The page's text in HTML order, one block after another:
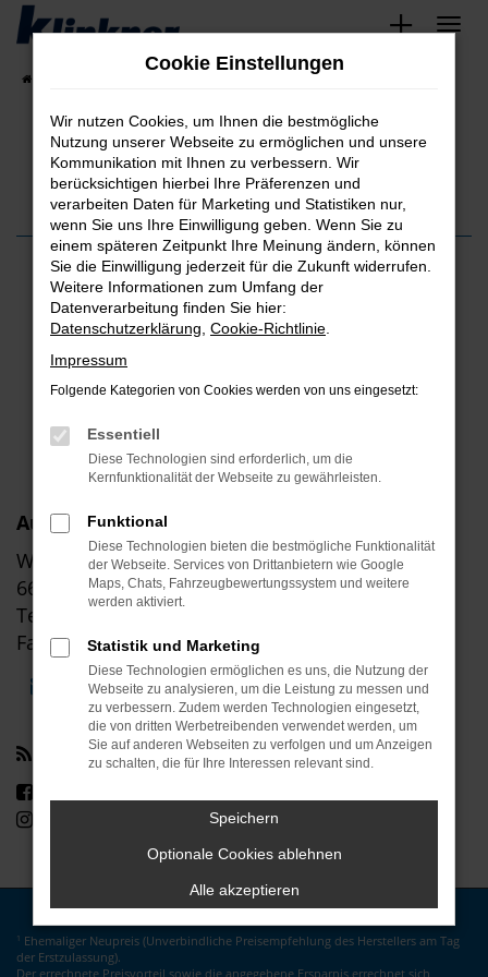
Zum
springen
Einen angenehmeren Autokauf hatte ich bisher noch nicht in
meinem Leben. Alle Beteiligten waren sehr freundlich und
wussten auch sehr gut über das gekaufte Auto bescheid. Das
Autohaus war leider ein gutes Stück von mir entfernt, aber es hat
sich am ende definitiv gelohnt und ich würde hier jederzeit
wieder ein Auto bei Herrn Küpper kaufen!
WEITERE KUNDENSTIMMEN LESEN
Autohaus Klinkner GmbH
Wolfsborn 50-56
66679 Losheim am See
Tel: +49 6872 91400
Fax: +49 6872 91486
E-Mail schreiben Unsere Öffnungszeiten
Social Media
Besuchen Sie uns auf Instagram
1 Ehemaliger Neupreis (Unverbindliche Preisempfehlung des Herstellers am Tag
der Erstzulassung).
Der errechnete Preisvorteil sowie die angegebene Ersparnis errechnet sich
Cookie Einstellungen
Wir nutzen Cookies, um Ihnen die bestmögliche
Nutzung unserer Webseite zu ermöglichen und unsere
Kommunikation mit Ihnen zu verbessern. Wir
berücksichtigen hierbei Ihre Präferenzen und
verarbeiten Daten für Marketing und Statistiken nur,
wenn Sie uns Ihre Einwilligung geben. Wenn Sie zu
einem späteren Zeitpunkt Ihre Meinung ändern, können
Sie die Einwilligung jederzeit für die Zukunft widerrufen.
Weitere Informationen zum Umfang der
Datenverarbeitung finden Sie hier:
Datenschutzerklärung Cookie-Richtlinie
Impressum
Folgende Kategorien von Cookies werden von uns eingesetzt:
Essentiell
Diese Technologien sind erforderlich, um die
Kernfunktionalität der Webseite zu gewährleisten.
Funktional
Diese Technologien bieten die bestmögliche Funktionalität
der Webseite. Services von Drittanbietern wie Google
Maps, Chats, Fahrzeugbewertungssystem und weitere
werden aktiviert.
Statistik und Marketing
Diese Technologien ermöglichen es uns, die Nutzung der
Webseite zu analysieren, um die Leistung zu messen und
zu verbessern. Zudem werden Technologien eingesetzt,
die von dritten Werbetreibenden verwendet werden, um
Sie auf anderen Webseiten zu verfolgen und um Anzeigen
zu schalten, die für Ihre Interessen relevant sind.
Speichern
Optionale Cookies ablehnen
Alle akzeptieren